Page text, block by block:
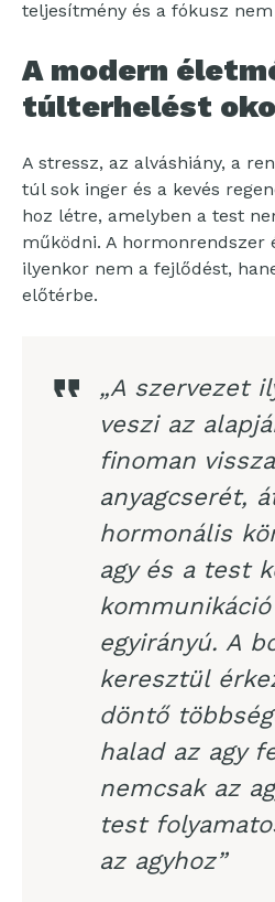
teljesítmény és a fókusz
A modern
túlterhelést
A stressz, az alváshiány, a
túl sok inger és a kevés
hoz létre, amelyben a test
működni. A hormonrendszer
ilyenkor nem a fejlődést,
előtérbe.
„A szervezet
veszi az
finoman
anyagcserét,
hormonális
agy és a test
egyirányú. A
keresztül
döntő
halad az agy
nemcsak az
test
az agyhoz”